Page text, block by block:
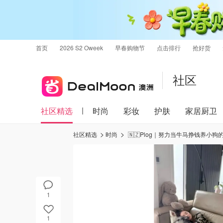
首页 2026 S2 Oweek 早春购物节 点击排行 抢好货
社区
社区精选 时尚 彩妆 护肤 家居厨卫
1
1
社区精选 时尚 🇳🇿Plog｜努力当牛马挣钱养小狗